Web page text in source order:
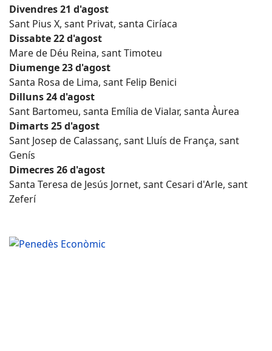
Divendres 21 d'agost
Sant Pius X, sant Privat, santa Ciríaca
Dissabte 22 d'agost
Mare de Déu Reina, sant Timoteu
Diumenge 23 d'agost
Santa Rosa de Lima, sant Felip Benici
Dilluns 24 d'agost
Sant Bartomeu, santa Emília de Vialar, santa Àurea
Dimarts 25 d'agost
Sant Josep de Calassanç, sant Lluís de França, sant
Genís
Dimecres 26 d'agost
Santa Teresa de Jesús Jornet, sant Cesari d'Arle, sant
Zeferí